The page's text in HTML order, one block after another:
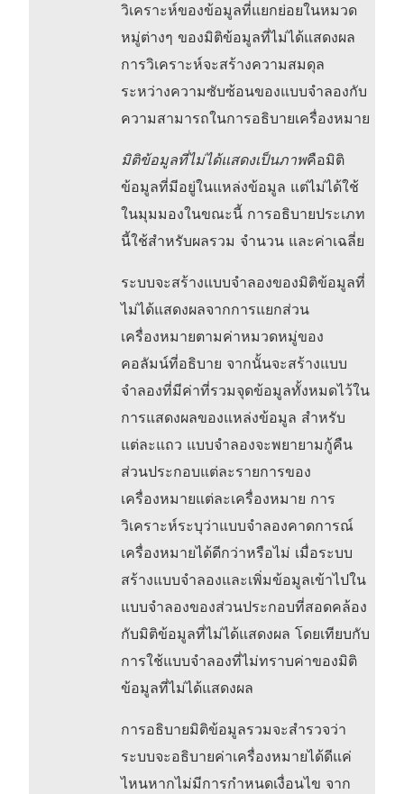
วิเคราะห์ของข้อมูลที่แยกย่อยในหมวด
หมู่ต่างๆ ของมิติข้อมูลที่ไม่ได้แสดงผล
การวิเคราะห์จะสร้างความสมดุล
ระหว่างความซับซ้อนของแบบจำลองกับ
ความสามารถในการอธิบายเครื่องหมาย
มิติข้อมูลที่ไม่ได้แสดงเป็นภาพคือมิติ
ข้อมูลที่มีอยู่ในแหล่งข้อมูล แต่ไม่ได้ใช้
ในมุมมองในขณะนี้ การอธิบายประเภท
นี้ใช้สำหรับผลรวม จำนวน และค่าเฉลี่ย
ระบบจะสร้างแบบจำลองของมิติข้อมูลที่
ไม่ได้แสดงผลจากการแยกส่วน
เครื่องหมายตามค่าหมวดหมู่ของ
คอลัมน์ที่อธิบาย จากนั้นจะสร้างแบบ
จำลองที่มีค่าที่รวมจุดข้อมูลทั้งหมดไว้ใน
การแสดงผลของแหล่งข้อมูล สำหรับ
แต่ละแถว แบบจำลองจะพยายามกู้คืน
ส่วนประกอบแต่ละรายการของ
เครื่องหมายแต่ละเครื่องหมาย การ
วิเคราะห์ระบุว่าแบบจำลองคาดการณ์
เครื่องหมายได้ดีกว่าหรือไม่ เมื่อระบบ
สร้างแบบจำลองและเพิ่มข้อมูลเข้าไปใน
แบบจำลองของส่วนประกอบที่สอดคล้อง
กับมิติข้อมูลที่ไม่ได้แสดงผล โดยเทียบกับ
การใช้แบบจำลองที่ไม่ทราบค่าของมิติ
ข้อมูลที่ไม่ได้แสดงผล
การอธิบายมิติข้อมูลรวมจะสำรวจว่า
ระบบจะอธิบายค่าเครื่องหมายได้ดีแค่
ไหนหากไม่มีการกำหนดเงื่อนไข จาก